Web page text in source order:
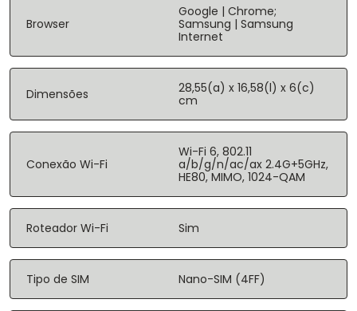
Browser
Google | Chrome;
Samsung | Samsung
Internet
Dimensões
28,55(a) x 16,58(l) x 6(c)
cm
Conexão Wi-Fi
Wi-Fi 6, 802.11
a/b/g/n/ac/ax 2.4G+5GHz,
HE80, MIMO, 1024-QAM
Roteador Wi-Fi Sim
Tipo de SIM Nano-SIM (4FF)